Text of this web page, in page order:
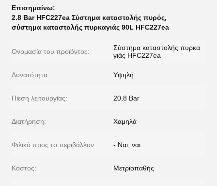
Επισημαίνω:
2.8 Bar HFC227ea Σύστημα καταστολής πυρός,
σύστημα καταστολής πυρκαγιάς 90L HFC227ea
Ονομασία του προϊόντος:
Σύστημα καταστολής πυρκα
γιάς HFC227ea
Δυνατότητα: Υψηλή
Πίεση λειτουργίας: 20,8 Bar
Διατήρηση: Χαμηλά
Φιλικό προς το περιβάλλον: - Ναι, ναι.
Κόστος: Μετριοπαθής